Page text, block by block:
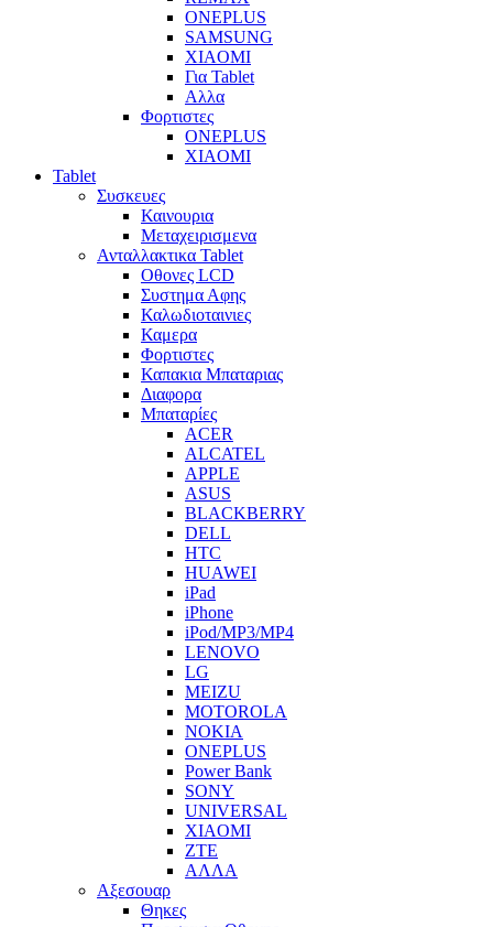
ONEPLUS
SAMSUNG
XIAOMI
Για Tablet
Αλλα
Φορτιστες
ONEPLUS
XIAOMI
Tablet
Συσκευες
Καινουρια
Μεταχειρισμενα
Ανταλλακτικα Tablet
Οθονες LCD
Συστημα Αφης
Καλωδιοταινιες
Καμερα
Φορτιστες
Καπακια Μπαταριας
Διαφορα
Μπαταρίες
ACER
ALCATEL
APPLE
ASUS
BLACKBERRY
DELL
HTC
HUAWEI
iPad
iPhone
iPod/MP3/MP4
LENOVO
LG
MEIZU
MOTOROLA
NOKIA
ONEPLUS
Power Bank
SONY
UNIVERSAL
XIAOMI
ZTE
ΑΛΛΑ
Αξεσουαρ
Θηκες